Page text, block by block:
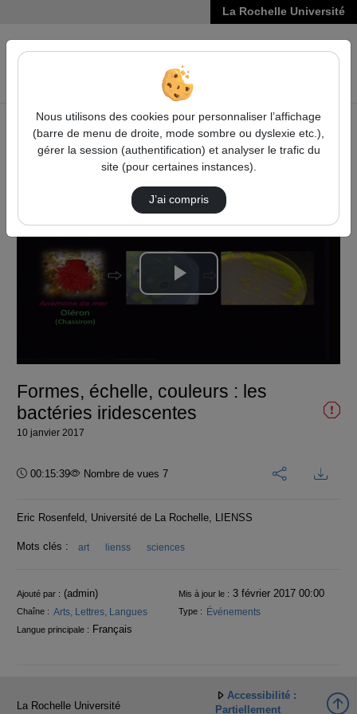
La Rochelle Université
VIDÉOS
Accueil Arts, Lettres, Langues
Arts et Sciences 2017
Formes, Échelle, Couleurs : Les Bactéries Ir…
Lire
vidéo
Formes, échelle, couleurs : les
bactéries iridescentes
10 janvier 2017
Durée :
00:15:39 Nombre de vues 7
Eric Rosenfeld, Université de La Rochelle, LIENSS
Mots clés : art lienss sciences
Informations
Ajouté par : (admin) Mis à jour le : 3 février 2017 00:00
Chaîne : Arts, Lettres, Langues Type : Événements
Langue principale : Français
La Rochelle Université
Accessibilité :
Partiellement
Nous utilisons des cookies pour personnaliser l’affichage
(barre de menu de droite, mode sombre ou dyslexie etc.),
gérer la session (authentification) et analyser le trafic du
site (pour certaines instances).
J’ai compris